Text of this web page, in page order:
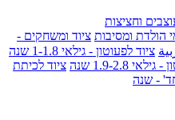
וחציצות
הולדת ומסיבות ציוד ומשחקים -
ציוד לפעוטון - גילאי 1-1.8 שנה
1.9-2.8 שנה
ציוד לכיתת